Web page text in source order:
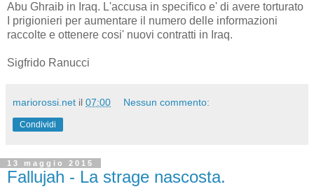
Abu Ghraib in Iraq. L'accusa in specifico e' di avere torturato
I prigionieri per aumentare il numero delle informazioni
raccolte e ottenere cosi' nuovi contratti in Iraq.
Sigfrido Ranucci
mariorossi.net il 07:00 Nessun commento:
Condividi
13 maggio 2015
Fallujah - La strage nascosta.